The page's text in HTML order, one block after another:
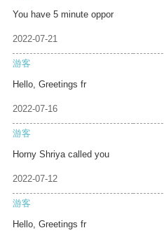
You have 5 minute oppor
2022-07-21
游客
Hello, Greetings fr
2022-07-16
游客
Horny Shriya called you
2022-07-12
游客
Hello, Greetings fr